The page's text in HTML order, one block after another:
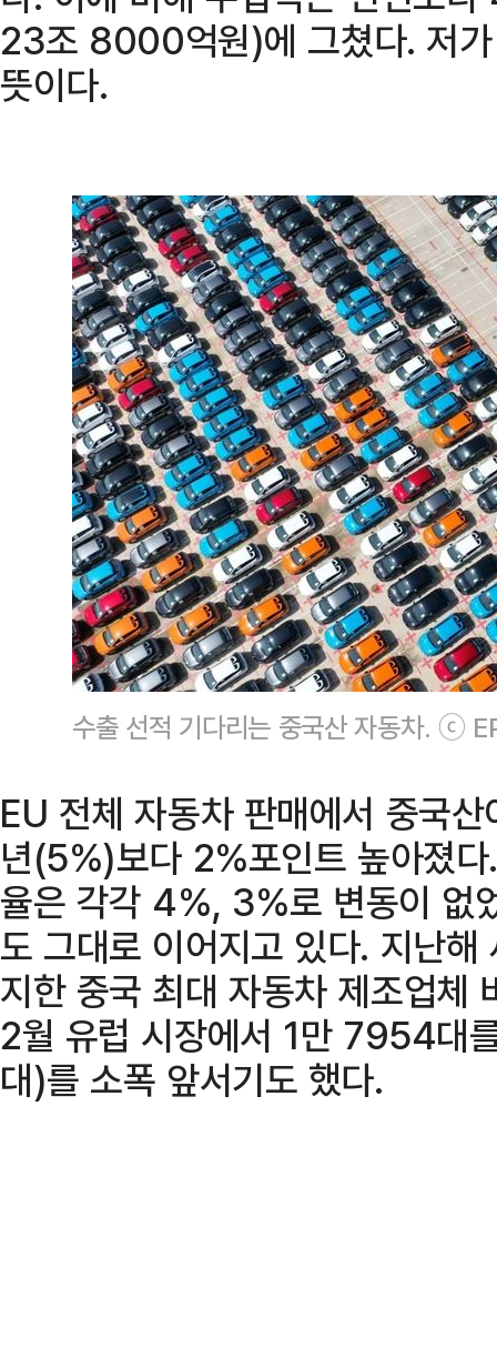
23조 8000억원)에 그쳤다. 저
뜻이다.
수출 선적 기다리는 중국산 자동차. ⓒ
EU 전체 자동차 판매에서 중국
년(5%)보다 2%포인트 높아졌
율은 각각 4%, 3%로 변동이 없
도 그대로 이어지고 있다. 지난
지한 중국 최대 자동차 제조업
2월 유럽 시장에서 1만 7954대
대)를 소폭 앞서기도 했다.